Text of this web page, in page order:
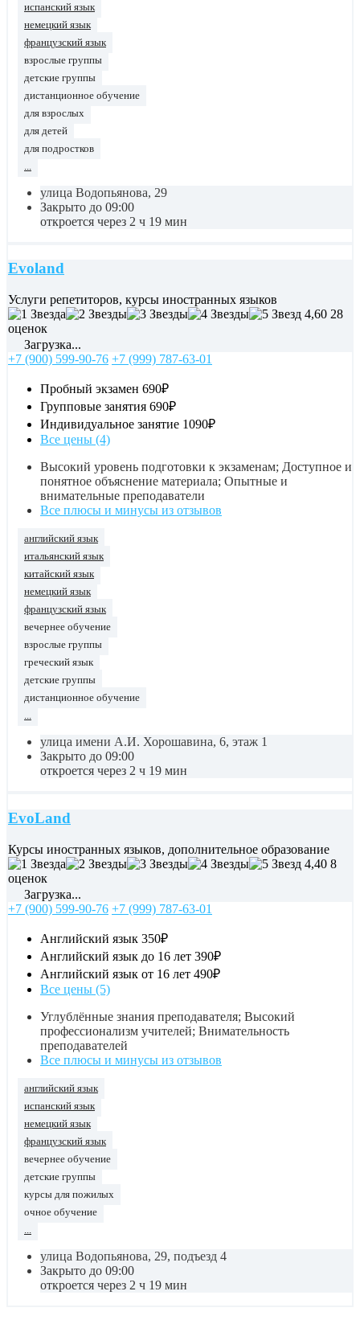
испанский язык
немецкий язык
французский язык
взрослые группы
детские группы
дистанционное обучение
для взрослых
для детей
для подростков
улица Водопьянова, 29
Закрыто до 09:00
откроется через 2 ч 19 мин
Evoland
Услуги репетиторов, курсы иностранных языков
4,60 28
оценок
Загрузка...
+7 (900) 599-90-76 +7 (999) 787-63-01
Пробный экзамен 690₽
Групповые занятия 690₽
Индивидуальное занятие 1090₽
Все цены (4)
Высокий уровень подготовки к экзаменам; Доступное и
понятное объяснение материала; Опытные и
внимательные преподаватели
Все плюсы и минусы из отзывов
английский язык
итальянский язык
китайский язык
немецкий язык
французский язык
вечернее обучение
взрослые группы
греческий язык
детские группы
дистанционное обучение
...
улица имени А.И. Хорошавина, 6, этаж 1
Закрыто до 09:00
откроется через 2 ч 19 мин
EvoLand
Курсы иностранных языков, дополнительное образование
4,40 8
оценок
Загрузка...
+7 (900) 599-90-76 +7 (999) 787-63-01
Английский язык 350₽
Английский язык до 16 лет 390₽
Английский язык от 16 лет 490₽
Все цены (5)
Углублённые знания преподавателя; Высокий
профессионализм учителей; Внимательность
преподавателей
Все плюсы и минусы из отзывов
английский язык
испанский язык
немецкий язык
французский язык
вечернее обучение
детские группы
курсы для пожилых
очное обучение
улица Водопьянова, 29, подъезд 4
Закрыто до 09:00
откроется через 2 ч 19 мин